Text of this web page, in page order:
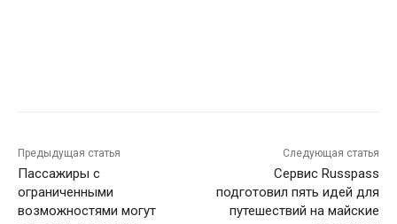
Предыдущая статья
Пассажиры с
ограниченными
возможностями могут
Следующая статья
Сервис Russpass
подготовил пять идей для
путешествий на майские